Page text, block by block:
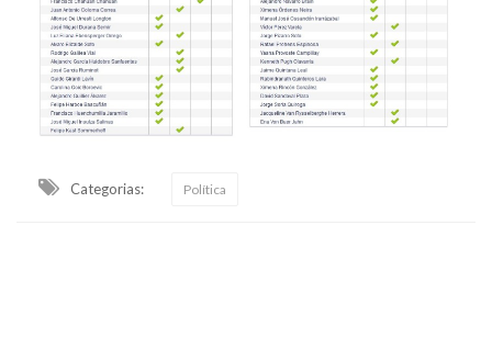
Categorias: Política